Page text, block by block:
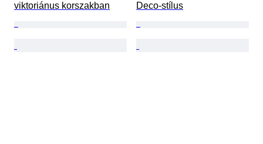
viktoriánus korszakban
Deco-stílus